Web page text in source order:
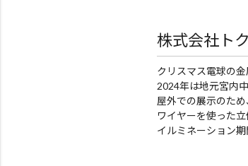
株式会社ト
クリスマス電球の
2024年は地元宮内
屋外での展示のた
ワイヤーを使った
イルミネーション